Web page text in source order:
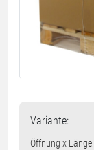
Variante:
Öffnung x Länge: